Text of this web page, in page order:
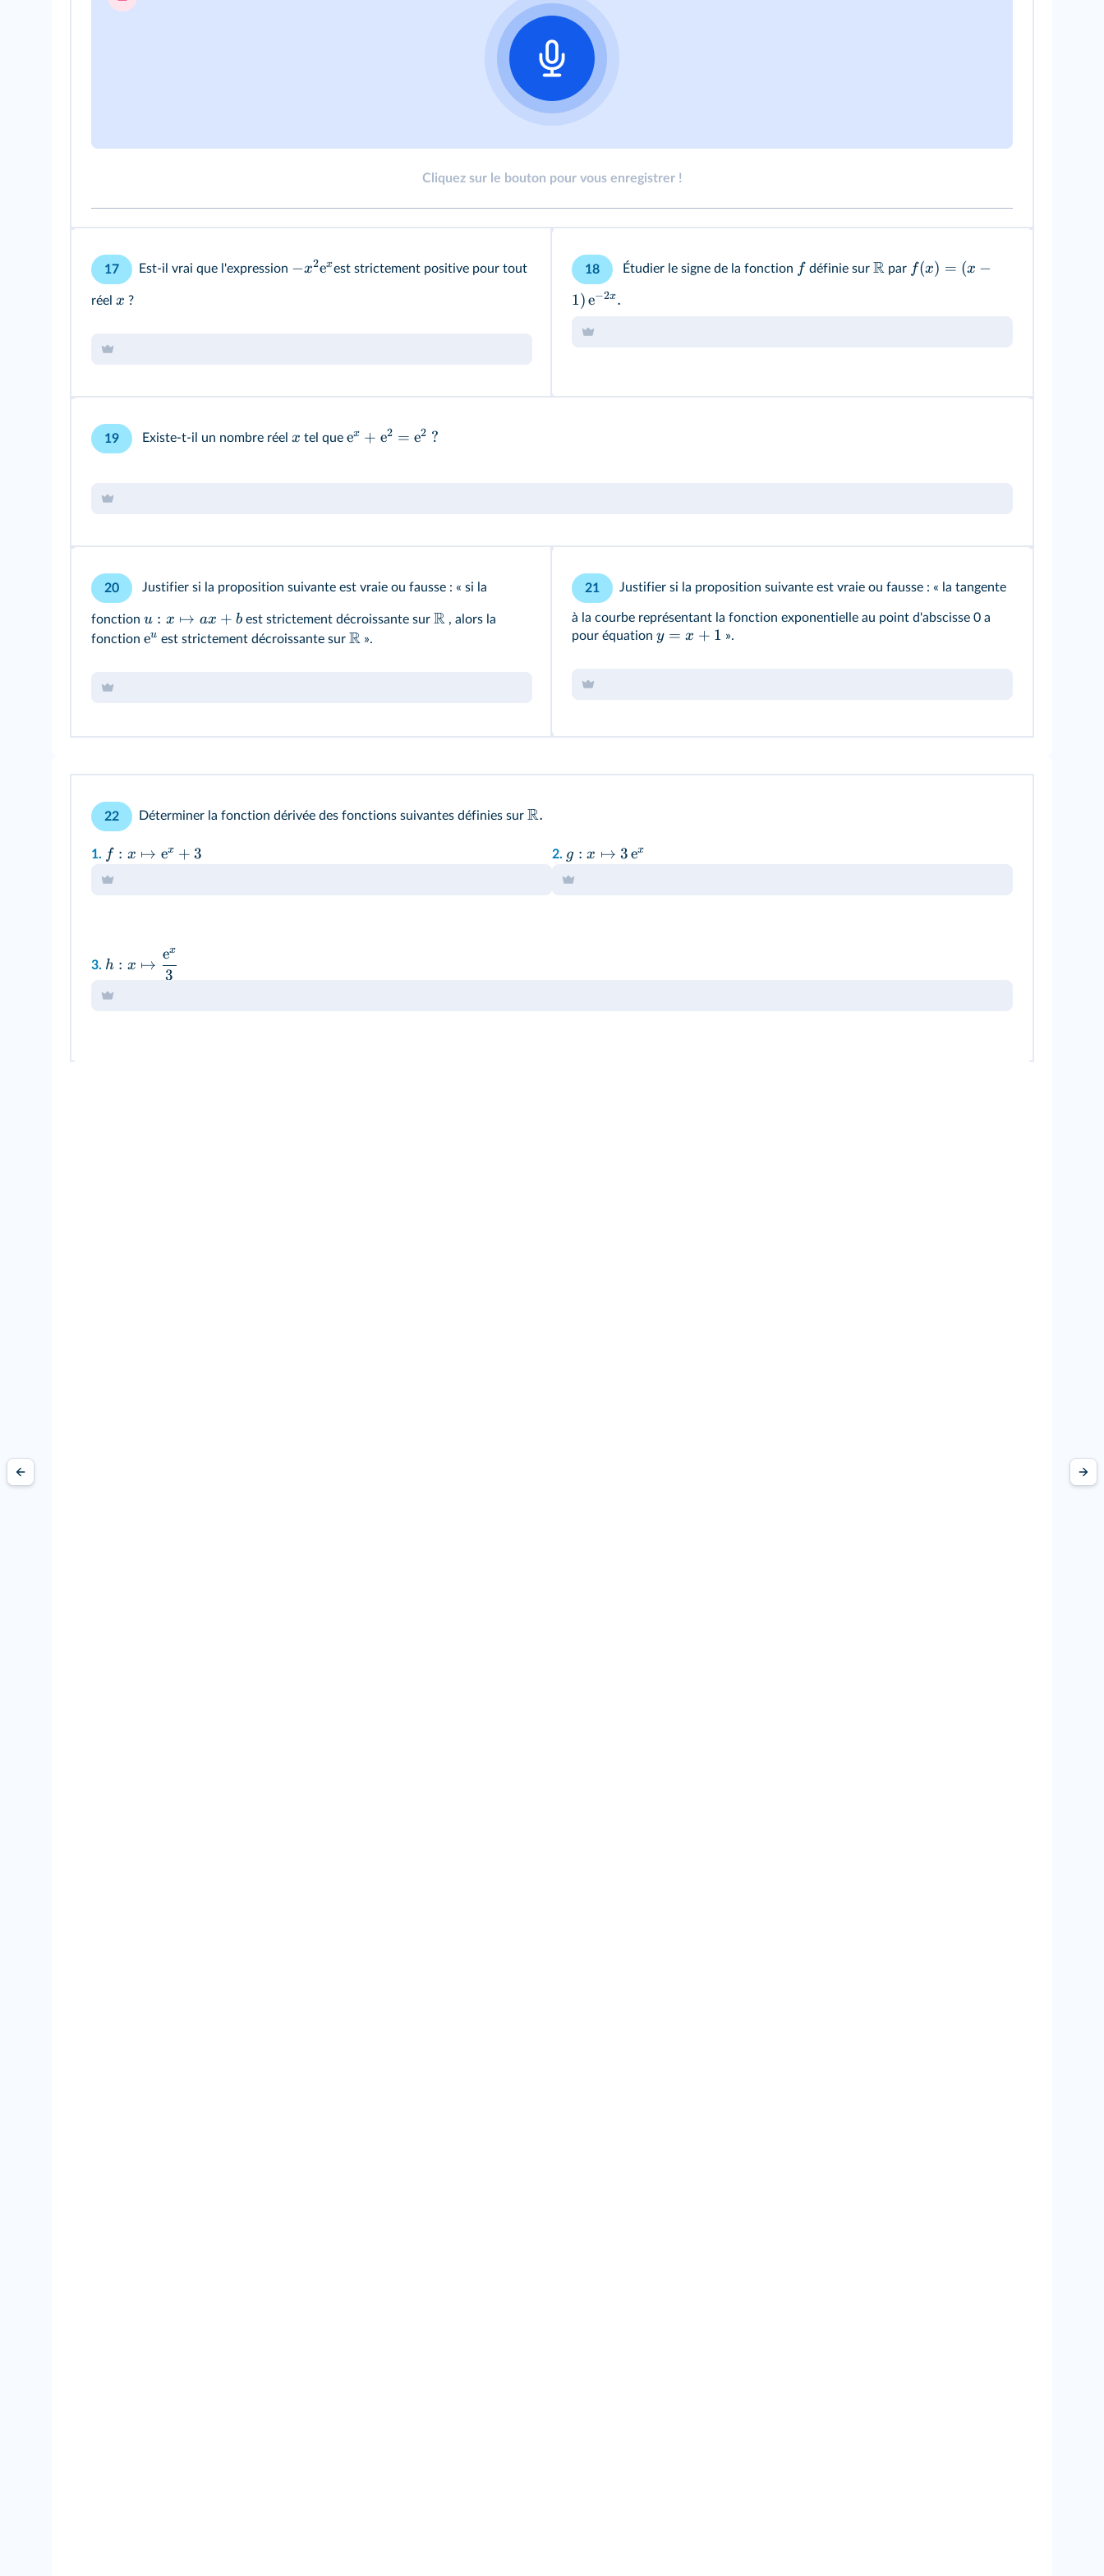
Cliquez sur le bouton pour vous enregistrer !
17 Est-il vrai que l'expression −x2exest strictement positive pour tout
réel x ?
18 Étudier le signe de la fonction f définie sur R par f(x) = (x −
1)e−2x.
19 Existe-t-il un nombre réel x tel que ex + e2 = e2 ?
20 Justifier si la proposition suivante est vraie ou fausse : « si la
fonction u : x ↦ ax + b est strictement décroissante sur R , alors la
fonction eu est strictement décroissante sur R ».
21 Justifier si la proposition suivante est vraie ou fausse : « la tangente
à la courbe représentant la fonction exponentielle au point d'abscisse 0 a
pour équation y = x + 1 ».
22 Déterminer la fonction dérivée des fonctions suivantes définies sur R.
1. f : x ↦ ex + 3 2. g : x ↦ 3 ex
3. h : x ↦
3
ex